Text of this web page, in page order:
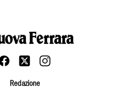
Redazione